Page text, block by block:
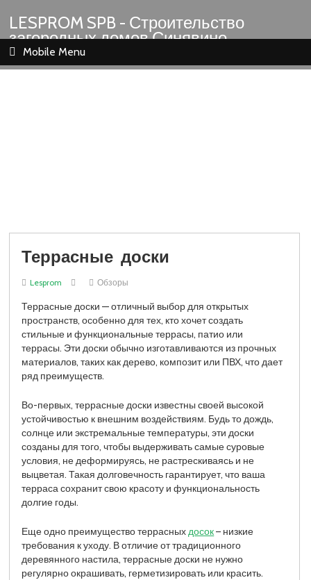
LESPROM SPB - Строительство
загородных домов Синявино
Шлиссельбург Кировск Назия
Mobile Menu
Террасные доски
Lesprom Обзоры
Террасные доски — отличный выбор для открытых
пространств, особенно для тех, кто хочет создать
стильные и функциональные террасы, патио или
террасы. Эти доски обычно изготавливаются из прочных
материалов, таких как дерево, композит или ПВХ, что дает
ряд преимуществ.
Во-первых, террасные доски известны своей высокой
устойчивостью к внешним воздействиям. Будь то дождь,
солнце или экстремальные температуры, эти доски
созданы для того, чтобы выдерживать самые суровые
условия, не деформируясь, не растрескиваясь и не
выцветая. Такая долговечность гарантирует, что ваша
терраса сохранит свою красоту и функциональность
долгие годы.
Еще одно преимущество террасных досок– низкие
требования к уходу. В отличие от традиционного
деревянного настила, террасные доски не нужно
регулярно окрашивать, герметизировать или красить.